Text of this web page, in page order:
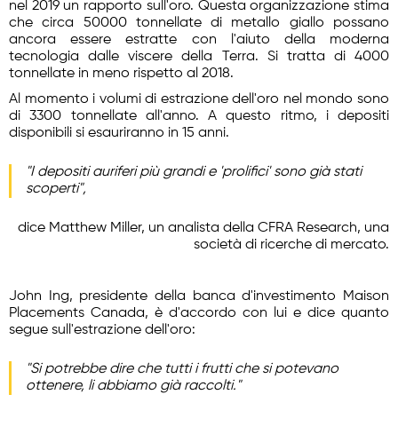
nel 2019 un rapporto sull'oro. Questa organizzazione stima
che circa 50000 tonnellate di metallo giallo possano
ancora essere estratte con l'aiuto della moderna
tecnologia dalle viscere della Terra. Si tratta di 4000
tonnellate in meno rispetto al 2018.
Al momento i volumi di estrazione dell'oro nel mondo sono
di 3300 tonnellate all'anno. A questo ritmo, i depositi
disponibili si esauriranno in 15 anni.
"I depositi auriferi più grandi e 'prolifici' sono già stati
scoperti",
dice Matthew Miller, un analista della CFRA Research, una
società di ricerche di mercato.
John Ing, presidente della banca d'investimento Maison
Placements Canada, è d'accordo con lui e dice quanto
segue sull'estrazione dell'oro:
"Si potrebbe dire che tutti i frutti che si potevano
ottenere, li abbiamo già raccolti."